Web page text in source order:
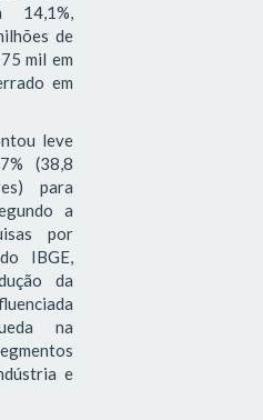
de
mil em
em
leve
(38,8
para
a
por
IBGE,
da
na
e